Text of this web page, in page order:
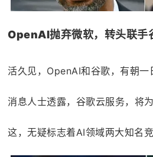
OpenAI抛弃微软，转头联手
活久见，OpenAI和谷歌，有朝一
消息人士透露，谷歌云服务，将
这，无疑标志着AI领域两大知名